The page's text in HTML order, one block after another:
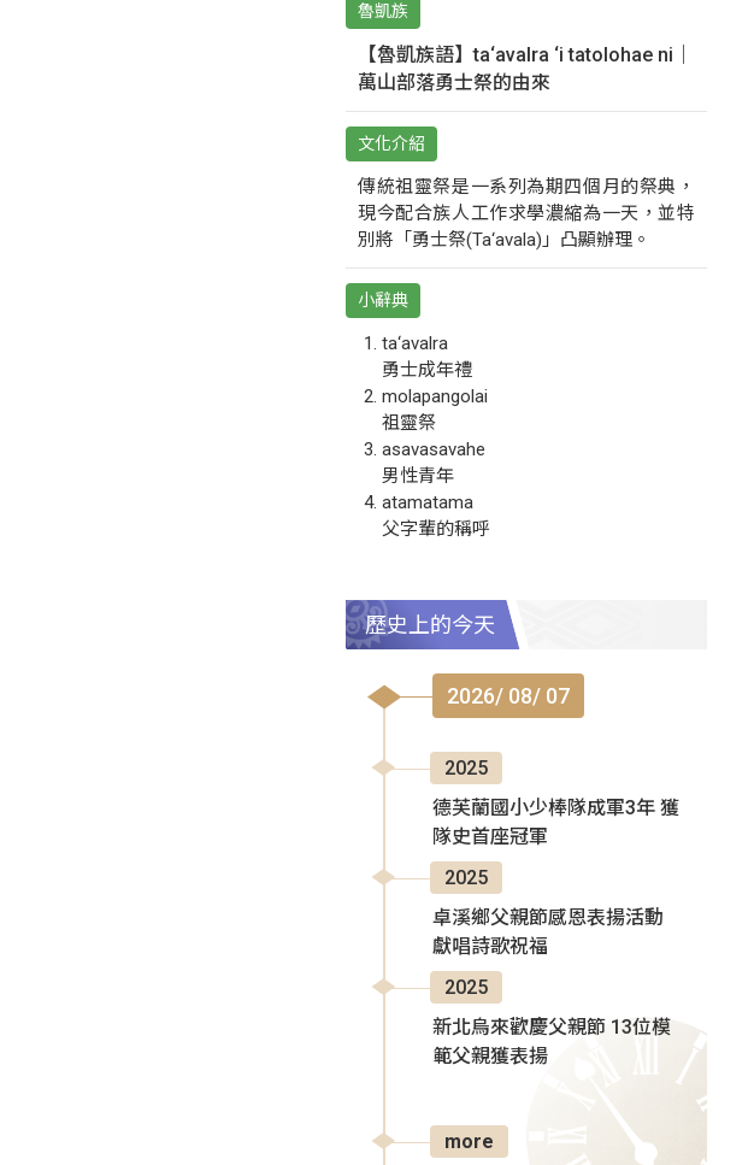
魯凱族
【魯凱族語】ta‘avalra ‘i tatolohae ni｜
萬山部落勇士祭的由來
文化介紹
傳統祖靈祭是一系列為期四個月的祭典，
現今配合族人工作求學濃縮為一天，並特
別將「勇士祭(Ta‘avala)」凸顯辦理。
小辭典
ta‘avalra
勇士成年禮
molapangolai
祖靈祭
asavasavahe
男性青年
atamatama
父字輩的稱呼
歷史上的今天
2026/ 08/ 07
2025
德芙蘭國小少棒隊成軍3年 獲
隊史首座冠軍
2025
卓溪鄉父親節感恩表揚活動
獻唱詩歌祝福
2025
新北烏來歡慶父親節 13位模
範父親獲表揚
more